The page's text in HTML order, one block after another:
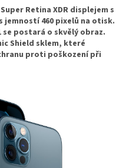
Retina XDR displejem s
jemností 460 pixelů na otisk.
se postará o skvělý obraz.
Shield sklem, které
proti poškození při